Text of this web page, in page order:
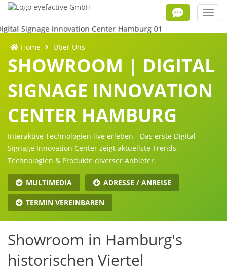
Home Über Uns
SHOWROOM | DIGITAL
SIGNAGE INNOVATION
CENTER HAMBURG
Interaktive Technologien live erleben - Das erste Digital
Signage Innovation Center zeigt aktuellste Trends,
Technologien & Produkte diverser Anbieter.
MULTIMEDIA ADRESSE / ANREISE
TERMIN VEREINBAREN
Showroom in Hamburg's
historischen Viertel